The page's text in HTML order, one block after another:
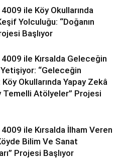
ile Köy Okullarında
Yolculuğu: “Doğanın
Başlıyor
ile Kırsalda Geleceğin
“Geleceğin
Okullarında Yapay Zekâ
Temelli Atölyeler” Projesi
ile Kırsalda İlham Veren
Bilim Ve Sanat
Projesi Başlıyor